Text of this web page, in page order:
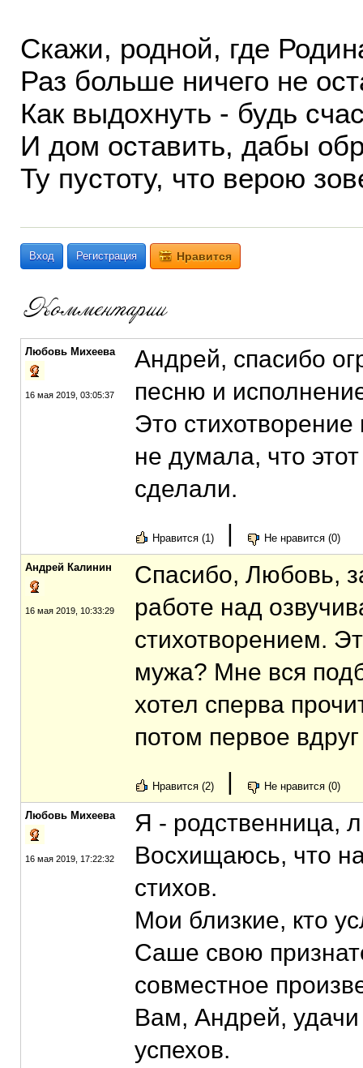
Скажи, родной, где
Раз больше ничего не
Как выдохнуть - будь
И дом оставить, дабы
Ту пустоту, что верою
Вход Регистрация Нравится
Любовь Михеева
16 мая 2019, 03:05:37
Андрей, спасибо
песню и
Это
не думала, что
сделали.
Нравится (1) | Не нравится (0)
Андрей Калинин
16 мая 2019, 10:33:29
Спасибо, Любовь,
работе над
стихотворением.
мужа? Мне вся
хотел сперва
потом первое
Нравится (2) | Не нравится (0)
Любовь Михеева
16 мая 2019, 17:22:32
Я - родственница,
Восхищаюсь, что
стихов.
Мои близкие, кто
Саше свою
совместное
Вам, Андрей, удачи
успехов.